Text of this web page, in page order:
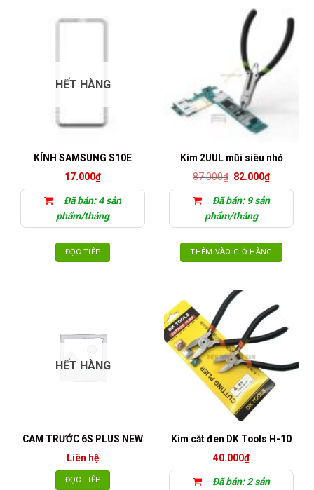
HẾT HÀNG
KÍNH SAMSUNG S10E
17.000₫
Đã bán: 4 sản
phẩm/tháng
ĐỌC TIẾP
Kìm 2UUL mũi siêu nhỏ
87.000₫ Giá
là:
87.000₫.
82.000₫Giá
là:
Đã bán: 9 sản
phẩm/tháng
THÊM VÀO GIỎ HÀNG
HẾT HÀNG
CAM TRƯỚC 6S PLUS NEW
Liên hệ
ĐỌC TIẾP
Kìm cắt đen DK Tools H-10
40.000₫
Đã bán: 2 sản